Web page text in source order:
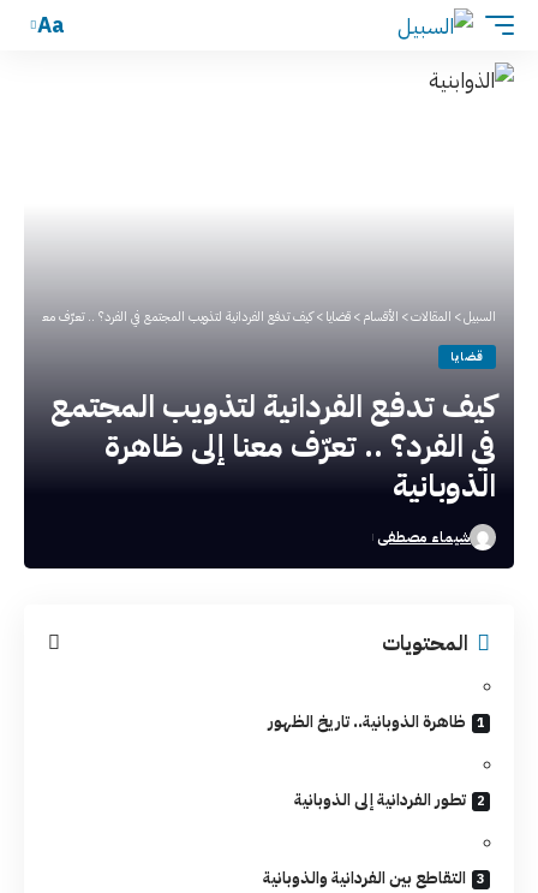
Aa
السبيل> المقالات> الأقسام>قضايا>كيف تدفع الفردانية لتذويب المجتمع في الفرد؟ .. تعرّف معنا إلى
قضايا
كيف تدفع الفردانية لتذويب المجتمع
في الفرد؟ .. تعرّف معنا إلى ظاهرة
الذوبانية
شيماء مصطفى
المحتويات
ظاهرة الذوبانية.. تاريخ الظهور
تطور الفردانية إلى الذوبانية
التقاطع بين الفردانية والذوبانية